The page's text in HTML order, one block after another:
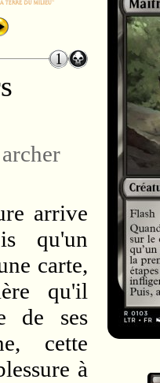
arrive
qu'un
carte,
qu'il
de ses
cette
à